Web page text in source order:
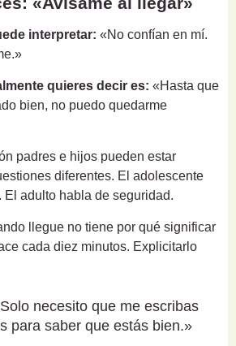
interpretar: «No confían en mí.
quieres decir es: «Hasta que
bien, no puedo quedarme
padres e hijos pueden estar
diferentes. El adolescente
El adulto habla de seguridad.
llegue no tiene por qué significar
cada diez minutos. Explicitarlo
necesito que me escribas
para saber que estás bien.»